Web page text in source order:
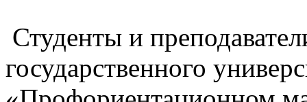
Студенты и
государственного